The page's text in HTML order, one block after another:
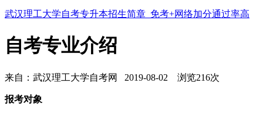
武汉理工大学自考专升本招生简章 免考+网络加分通过率高
自考专业介绍
来自：武汉理工大学自考网 2019-08-02 浏览216次
报考对象